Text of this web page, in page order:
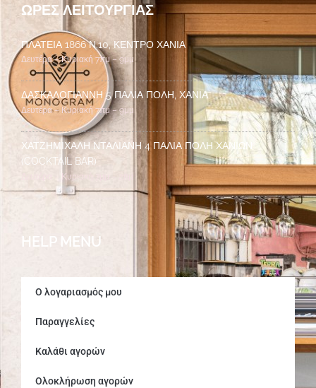
ΏΡΕΣ ΛΕΙΤΟΥΡΓΊΑΣ
ΠΛΑΤΕΊΑ 1866 Ν.10, ΚΈΝΤΡΟ ΧΑΝΙΆ
Δευτέρα – Κυριακή 7πμ – 9μμ
ΔΑΣΚΑΛΟΓΙΆΝΝΗ 5 ΠΑΛΙΆ ΠΌΛΗ, ΧΑΝΙΆ
Δευτέρα – Κυριακή 7πμ – 9μμ
ΧΑΤΖΗΜΙΧΆΛΗ ΝΤΑΛΙΑΝΉ 4 ΠΑΛΙΆ ΠΌΛΗ ΧΑΝΊΩΝ
(COCKTAIL BAR)
Δευτέρα – Κυριακή 7μμ – 2πμ
HELP MENU
Ο λογαριασμός μου
Παραγγελίες
Καλάθι αγορών
Ολοκλήρωση αγορών